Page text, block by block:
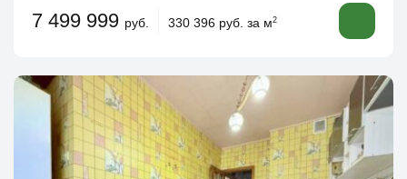
7 499 999 руб. 330 396 руб. за м2